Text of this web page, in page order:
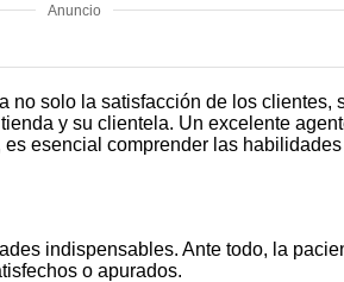
Anuncio
solo la satisfacción de los
y su clientela. Un excelente
esencial comprender las
indispensables. Ante todo, la
o apurados.